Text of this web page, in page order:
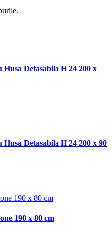
Husa Detasabila H 24 200 x
Detasabila H 24 200 x 90
190 x 80 cm